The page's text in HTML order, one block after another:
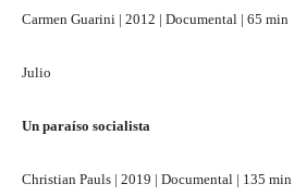
Carmen Guarini | 2012 | Documental | 65 min
Julio
Un paraíso socialista
Christian Pauls | 2019 | Documental | 135 min